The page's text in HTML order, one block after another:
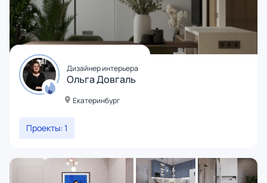
Дизайнер интерьера
Ольга Довгаль
Екатеринбург
Проекты: 1